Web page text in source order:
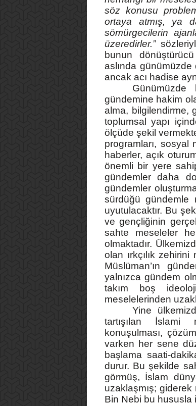
söz konusu
ortaya atmış, ya
sömürgecilerin
üzeredirler.”
bunun
aslında günümüzde
ancak acı hadise
gündemine hakim
alma, bilgilendirme,
toplumsal yapı
ölçüde şekil
programları, sosyal
haberler, açık
önemli bir yere
gündemler daha
gündemler
sürdüğü gündemle
uyutulacaktır. Bu
ve gençliğinin
sahte meseleler
olmaktadır.
olan ırkçılık
Müslüman’ın
yalnızca gündem
takım boş
meselelerinden
Yine
tartışılan İslami
konuşulması,
varken her sene
başlama saati-
durur. Bu şekilde
görmüş, İslam
uzaklaşmış; giderek
Bin Nebi bu hususla